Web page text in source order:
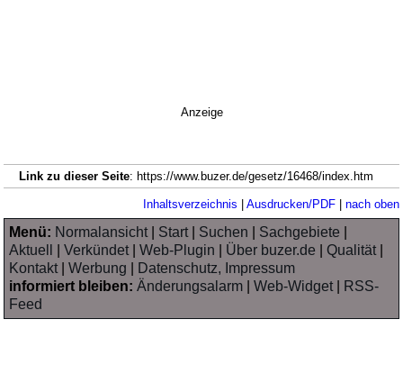
Anzeige
Link zu dieser Seite: https://www.buzer.de/gesetz/16468/index.htm
Inhaltsverzeichnis | Ausdrucken/PDF| nach oben
Menü: Normalansicht| Start| Suchen Sachgebiete
Aktuell
|Verkündet|Web-Plugin Über buzer.de |Qualität|
Kontakt|Werbung
Datenschutz, Impressum
informiert bleiben: Änderungsalarm |Web-Widget|
RSS-
Feed